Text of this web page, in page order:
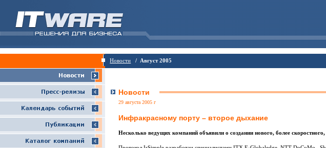
Новости / Август 2005
Новости
29 августа 2005 г
Инфракрасному порту – второе дыхание
Несколько ведущих компаний объявили о создании нового, более